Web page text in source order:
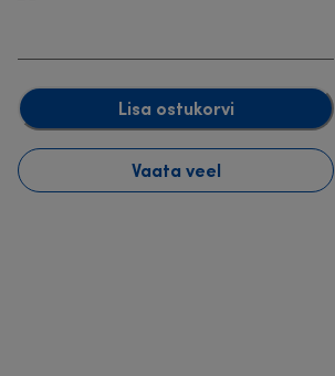
Lisa ostukorvi
Vaata veel